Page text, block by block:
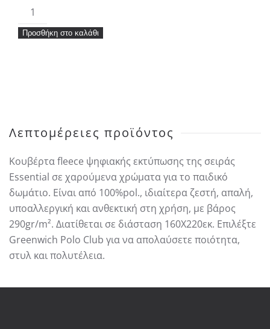
GREENWICH
POLO
CLUB
Προσθήκη στο καλάθι
Λεπτομέρειες προϊόντος
Κουβέρτα fleece ψηφιακής εκτύπωσης της σειράς
Essential σε χαρούμενα χρώματα για το παιδικό
δωμάτιο. Είναι από 100%pol., ιδιαίτερα ζεστή, απαλή,
υποαλλεργική και ανθεκτική στη χρήση, με βάρος
290gr/m². Διατίθεται σε διάσταση 160Χ220εκ. Επιλέξτε
Greenwich Polo Club για να απολαύσετε ποιότητα,
στυλ και πολυτέλεια.